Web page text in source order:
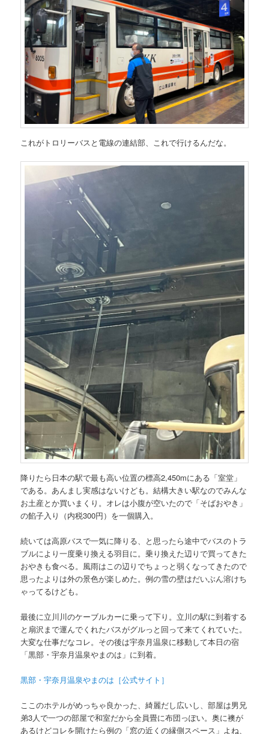
これがトロリーバスと電線の連結部、これで行けるんだな。
降りたら日本の駅で最も高い位置の標高2,450mにある「室堂」
である。あんまし実感はないけども。結構大きい駅なのでみんな
お土産とか買いまくり。オレは小腹が空いたので「そばおやき」
の餡子入り（内税300円）を一個購入。
続いては高原バスで一気に降りる、と思ったら途中でバスのトラ
ブルにより一度乗り換える羽目に。乗り換えた辺りで買ってきた
おやきも食べる。風雨はこの辺りでちょっと弱くなってきたので
思ったよりは外の景色が楽しめた。例の雪の壁はだいぶん溶けち
ゃってるけども。
最後に立川川のケーブルカーに乗って下り。立川の駅に到着する
と扇沢まで運んでくれたバスがグルっと回って来てくれていた。
大変な仕事だなコレ。その後は宇奈月温泉に移動して本日の宿
「黒部・宇奈月温泉やまのは」に到着。
黒部・宇奈月温泉やまのは［公式サイト］
ここのホテルがめっちゃ良かった、綺麗だし広いし、部屋は男兄
弟3人で一つの部屋で和室だから全員畳に布団っぽい。奥に襖が
あるけどコレを開けたら例の「窓の近くの縁側スペース」よね、